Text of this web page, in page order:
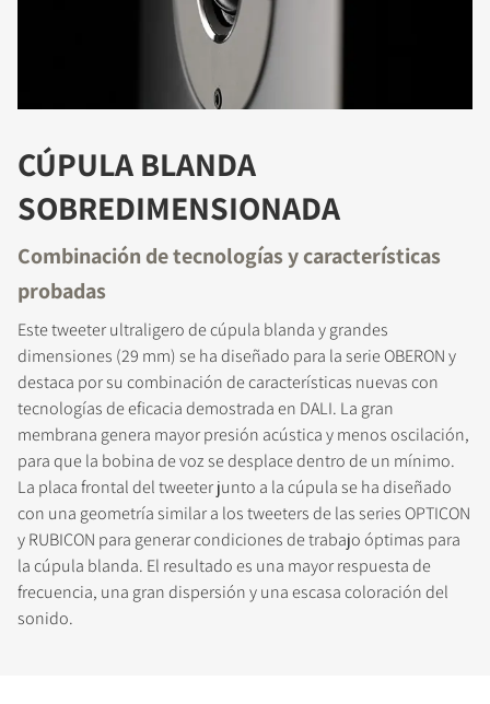
CÚPULA BLANDA
SOBREDIMENSIONADA
Combinación de tecnologías y características
probadas
Este tweeter ultraligero de cúpula blanda y grandes
dimensiones (29 mm) se ha diseñado para la serie OBERON y
destaca por su combinación de características nuevas con
tecnologías de eficacia demostrada en DALI. La gran
membrana genera mayor presión acústica y menos oscilación,
para que la bobina de voz se desplace dentro de un mínimo.
La placa frontal del tweeter junto a la cúpula se ha diseñado
con una geometría similar a los tweeters de las series OPTICON
y RUBICON para generar condiciones de trabajo óptimas para
la cúpula blanda. El resultado es una mayor respuesta de
frecuencia, una gran dispersión y una escasa coloración del
sonido.